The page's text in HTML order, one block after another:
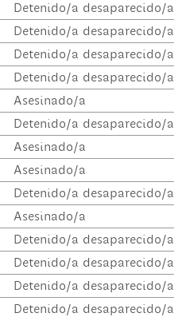
Detenido/a desaparecido/a
Detenido/a desaparecido/a
Detenido/a desaparecido/a
Detenido/a desaparecido/a
Asesinado/a
Detenido/a desaparecido/a
Asesinado/a
Asesinado/a
Detenido/a desaparecido/a
Asesinado/a
Detenido/a desaparecido/a
Detenido/a desaparecido/a
Detenido/a desaparecido/a
Detenido/a desaparecido/a